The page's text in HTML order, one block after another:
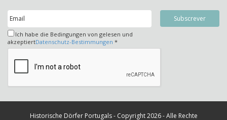
Ich habe die Bedingungen von gelesen und
akzeptiertDatenschutz-Bestimmungen *
Historische Dörfer Portugals - Copyright 2026 - Alle Rechte